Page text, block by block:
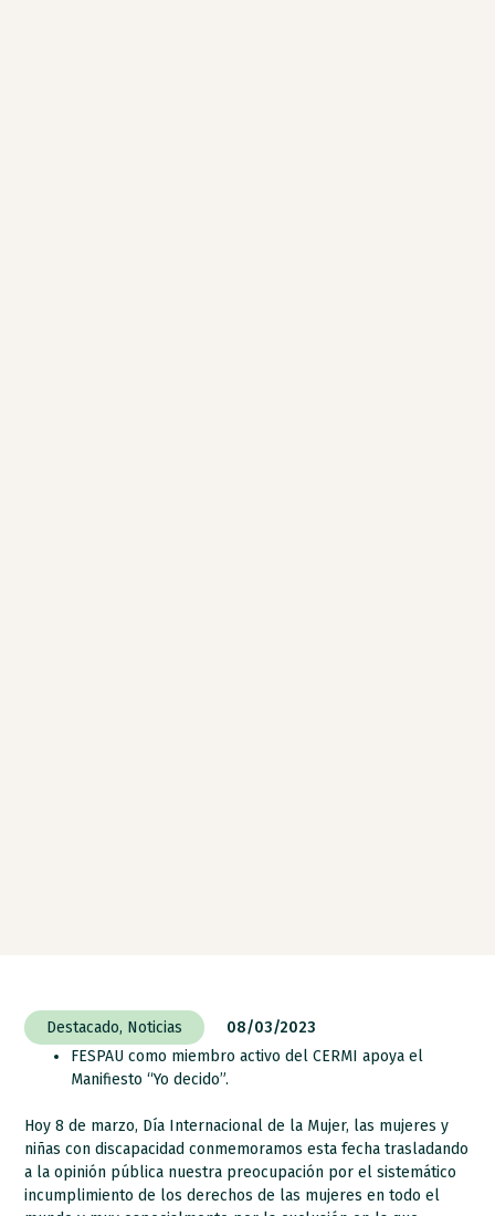
Destacado, Noticias
08/03/2023
FESPAU como miembro activo del CERMI apoya el
Manifiesto “Yo decido”.
Hoy 8 de marzo, Día Internacional de la Mujer, las mujeres y
niñas con discapacidad conmemoramos esta fecha trasladando
a la opinión pública nuestra preocupación por el sistemático
incumplimiento de los derechos de las mujeres en todo el